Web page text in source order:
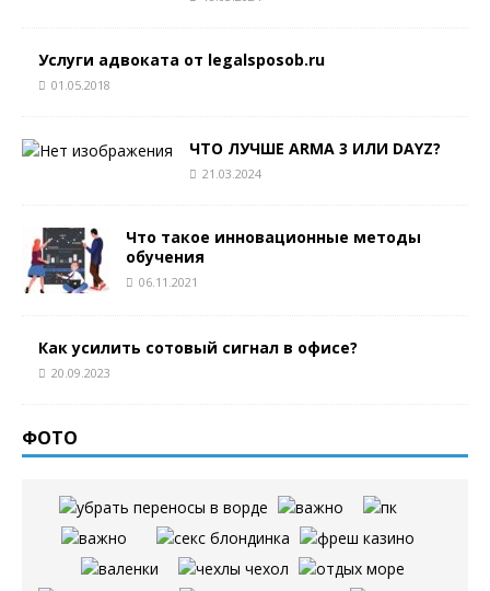
Услуги адвоката от legalsposob.ru
01.05.2018
ЧТО ЛУЧШЕ ARMA 3 ИЛИ DAYZ?
21.03.2024
Что такое инновационные методы
обучения
06.11.2021
Как усилить сотовый сигнал в офисе?
20.09.2023
ФОТО